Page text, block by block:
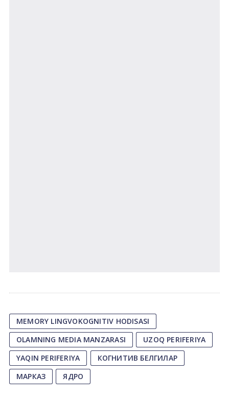
MEMORY LINGVOKOGNITIV HODISASI
OLAMNING MEDIA MANZARASI
UZOQ PERIFERIYA
YAQIN PERIFERIYA
КОГНИТИВ БЕЛГИЛАР
МАРКАЗ
ЯДРО